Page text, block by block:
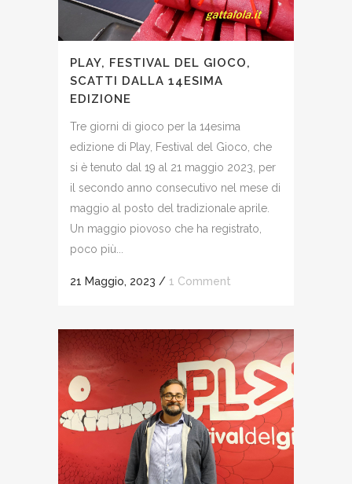
PLAY, FESTIVAL DEL GIOCO,
SCATTI DALLA 14ESIMA
EDIZIONE
Tre giorni di gioco per la 14esima
edizione di Play, Festival del Gioco, che
si è tenuto dal 19 al 21 maggio 2023, per
il secondo anno consecutivo nel mese di
maggio al posto del tradizionale aprile.
Un maggio piovoso che ha registrato,
poco più...
21 Maggio, 2023 / 1 Comment